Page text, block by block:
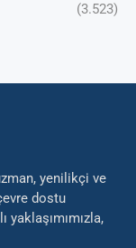
(3.523)
yenilikçi ve
dostu